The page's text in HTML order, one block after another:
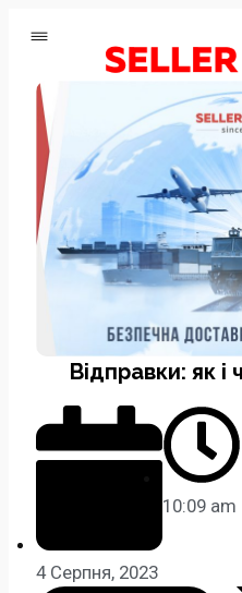
Відправки: як
4 Серпня, 2023
10:09 am